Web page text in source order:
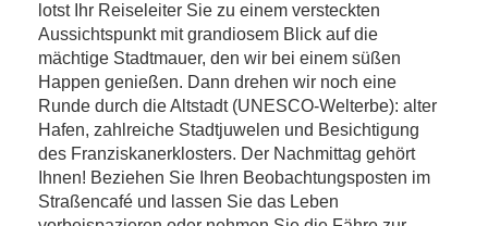
lotst Ihr Reiseleiter Sie zu einem versteckten
Aussichtspunkt mit grandiosem Blick auf die
mächtige Stadtmauer, den wir bei einem süßen
Happen genießen. Dann drehen wir noch eine
Runde durch die Altstadt (UNESCO-Welterbe): alter
Hafen, zahlreiche Stadtjuwelen und Besichtigung
des Franziskanerklosters. Der Nachmittag gehört
Ihnen! Beziehen Sie Ihren Beobachtungsposten im
Straßencafé und lassen Sie das Leben